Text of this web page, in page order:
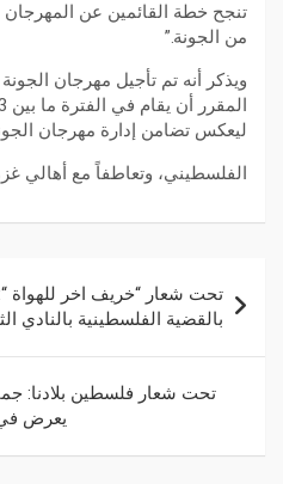
تنجح خطة القائمين عن
من الجونة.”
ويذكر أنه تم تأجيل مهرجان
ليعكس تضامن إدارة مهرجان
الفلسطيني، وتعاطفاً مع أهالي
تحت شعار “خريف اخر للهواة
بالقضية الفلسطينية بالنادي
تحت شعار فلسطين بلادنا:
يعرض